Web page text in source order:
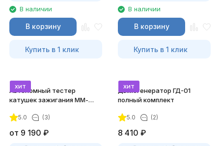
В наличии
В корзину
Купить в 1 клик
В наличии
В корзину
Купить в 1 клик
хит
Автономный тестер
катушек зажигания ММ-
комплект)
5.0 (3)
от 9 190 ₽
хит
Дымогенератор ГД-01
полный комплект
5.0 (2)
8 410 ₽